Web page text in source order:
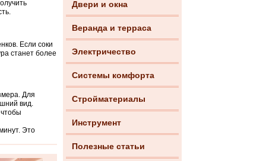
Двери и окна
Веранда и терраса
Электричество
Системы комфорта
Стройматериалы
Инструмент
Полезные статьи
Если соки
станет более
Для
вид.
Это